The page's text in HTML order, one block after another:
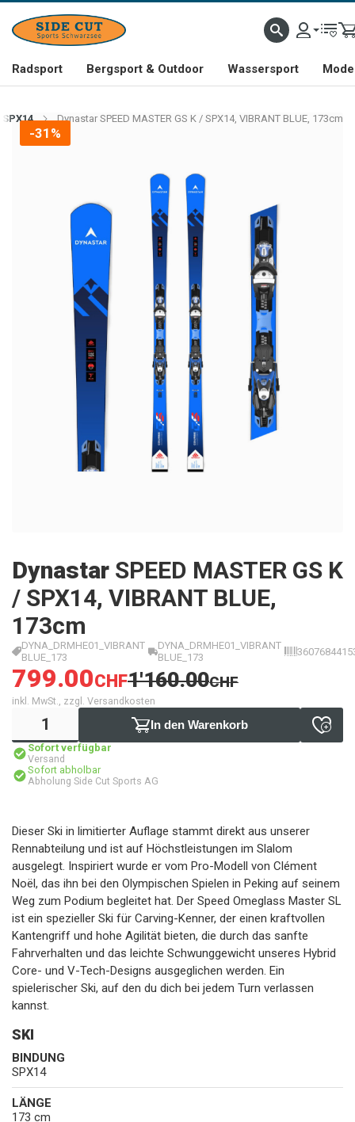
Radsport Bergsport & Outdoor Wassersport
Dynastar SPEED MASTER GS K / SPX14, VIBRANT BLUE, 173cm
-31%
Dynastar SPEED MASTER GS K
/ SPX14, VIBRANT BLUE,
173cm
DYNA_DRMHE01_VIBRANT
BLUE_173
DYNA_DRMHE01_VIBRANT
BLUE_173
799.00CHF1'160.00CHF
inkl. MwSt., zzgl. Versandkosten
In den Warenkorb
Sofort verfügbar
Versand
Sofort abholbar
Abholung Side Cut Sports AG
Dieser Ski in limitierter Auflage stammt direkt aus unserer
Rennabteilung und ist auf Höchstleistungen im Slalom
ausgelegt. Inspiriert wurde er vom Pro-Modell von Clément
Noël, das ihn bei den Olympischen Spielen in Peking auf seinem
Weg zum Podium begleitet hat. Der Speed Omeglass Master SL
ist ein spezieller Ski für Carving-Kenner, der einen kraftvollen
Kantengriff und hohe Agilität bieten, die durch das sanfte
Fahrverhalten und das leichte Schwunggewicht unseres Hybrid
Core- und V-Tech-Designs ausgeglichen werden. Ein
spielerischer Ski, auf den du dich bei jedem Turn verlassen
kannst.
SKI
BINDUNG
SPX14
LÄNGE
173 cm